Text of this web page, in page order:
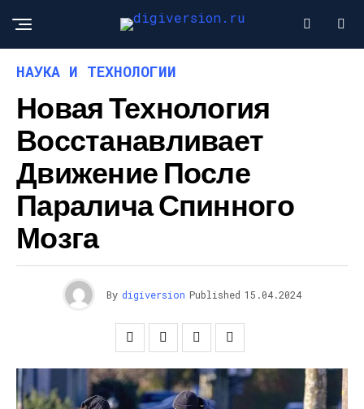
НАУКА И ТЕХНОЛОГИИ
Новая Технология
Восстанавливает
Движение После
Паралича Спинного
Мозга
By digiversion Published 15.04.2024